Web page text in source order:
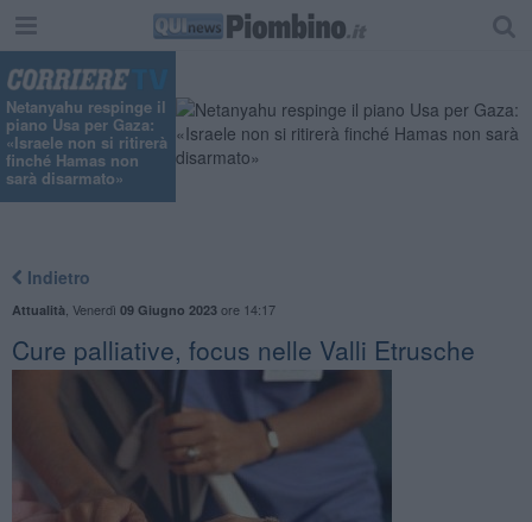
Netanyahu respinge il
piano Usa per Gaza:
«Israele non si ritirerà
finché Hamas non
sarà disarmato»
Indietro
Attualità Venerdì 09 Giugno 2023ore 14:17
Cure palliative, focus nelle Valli Etrusche